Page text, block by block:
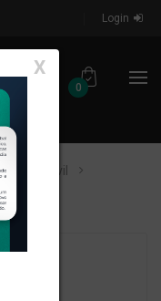
Login
0
X
Civil
m